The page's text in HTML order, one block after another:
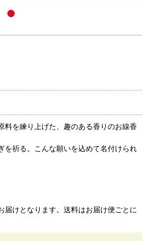
料を練り上げた、趣のある香りのお線香
を祈る。こんな願いを込めて名付けられ
けとなります。送料はお届け便ごとに